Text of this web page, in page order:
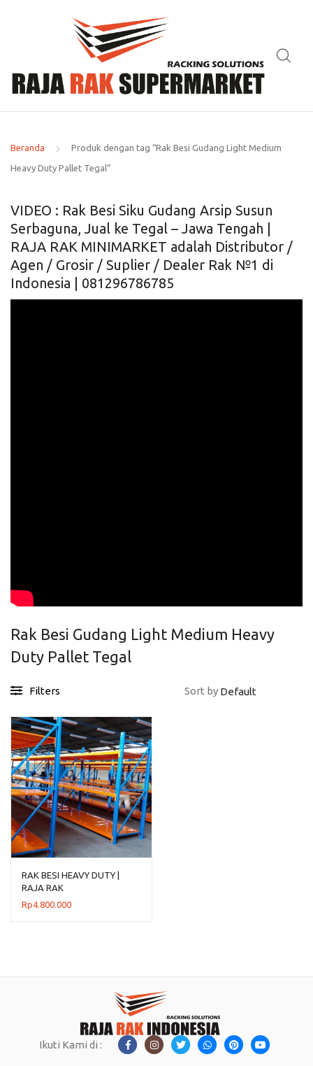
Beranda Produk dengan tag “Rak Besi Gudang Light Medium
Heavy Duty Pallet Tegal”
VIDEO : Rak Besi Siku Gudang Arsip Susun
Serbaguna, Jual ke Tegal – Jawa Tengah |
RAJA RAK MINIMARKET adalah Distributor /
Agen / Grosir / Suplier / Dealer Rak №1 di
Indonesia | 081296786785
Rak Besi Gudang Light Medium Heavy
Duty Pallet Tegal
Filters Sort by
RAK BESI HEAVY DUTY |
RAJA RAK
Rp4.800.000
Ikuti Kami di :